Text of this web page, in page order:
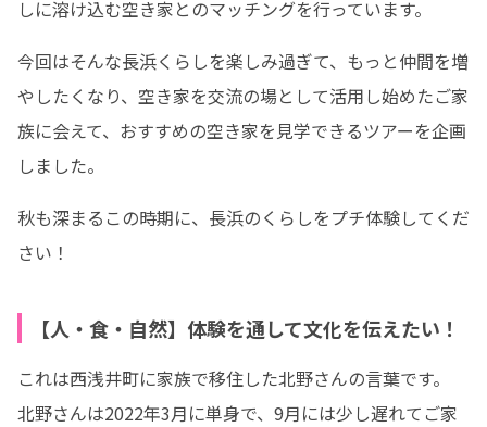
しに溶け込む空き家とのマッチングを行っています。
今回はそんな長浜くらしを楽しみ過ぎて、もっと仲間を増
やしたくなり、空き家を交流の場として活用し始めたご家
族に会えて、おすすめの空き家を見学できるツアーを企画
しました。
秋も深まるこの時期に、長浜のくらしをプチ体験してくだ
さい！
【人・食・自然】体験を通して文化を伝えたい！
これは西浅井町に家族で移住した北野さんの言葉です。
北野さんは2022年3月に単身で、9月には少し遅れてご家